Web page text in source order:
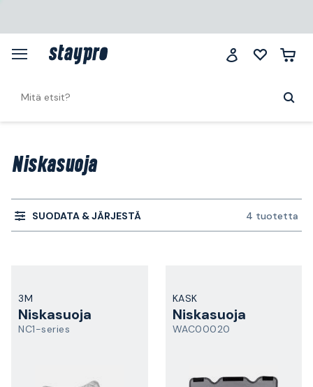
Niskasuoja
SUODATA & JÄRJESTÄ 4 tuotetta
3M
Niskasuoja
NC1-series
KASK
Niskasuoja
WAC00020